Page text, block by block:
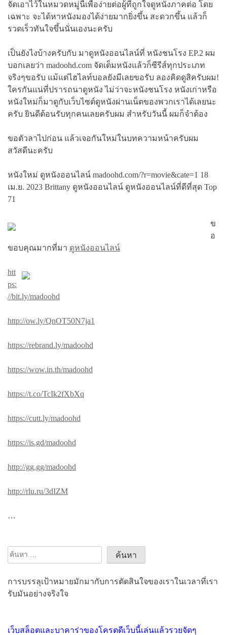
จัดเอาไว้ในหมวดหมู่นี้เพื่อง่ายต่อผู้ที่ถูกใจดูหนังภาคต่อ โดย
เฉพาะ จะได้หาหนังมองได้ง่ายมากยิ่งขึ้น สะดวกขึ้น แล้วก็
รวดเร็วทันใจขึ้นนั่นเองนะครับ
เป็นยังไงบ้างครับกับ มาดูหนังออนไลน์ที่ หนังชนโรง EP.2 ผม
บอกเลยว่า madoohd.com จัดเต็มหนังแล้วก็ซีรีส์ทุกประเภท
จริงๆขอรับ แม้แต่ไฮไลท์บอลยังมีเลยขอรับ ลองคิดดูสิครับผม!
ใครกันแน่ที่ปรารถนาดูหนัง ไม่ว่าจะหนังชนโรง หนังเก่าหรือ
หนังใหม่ก็มาดูกับเว็บไซต์ดูหนังผ่านเน็ตของพวกเราได้เลยนะ
ครับ ยินดีต้อนรับทุกคนเลยครับผม สำหรับวันนี้ ผมก็จำต้อง
ขอตัวลาไปก่อน แล้วเจอกันใหม่ในบทความหน้าครับผม
สวัสดีนะครับ
หนังใหม่ ดูหนังออนไลน์ madoohd.com/?r=movie&cate=1 18
เม.ย. 2023 Brittany ดูหนังออนไลน์ ดูหนังออนไลน์ที่ดีที่สุด Top
71
ข
อ
ขอบคุณมากที่มา ดูหนังออนไลน์
htt
ps:
//bit.ly/madoohd
http://ow.ly/QnOT50N7ja1
https://rebrand.ly/madoohd
https://wow.in.th/madoohd
https://t.co/TcIk2fXbXq
https://cutt.ly/madoohd
https://is.gd/madoohd
http://gg.gg/madoohd
http://rlu.ru/3dIZM
…
ค้นหา
การบรรลุเป้าหมายมักมากับการตัดสินใจของเราในเวลาที่เรา
รับมันอย่างจริงใจ
เว็บสล็อตและบาคาร่าของโครตดีเว็บนี้เล่นแล้วรวยจัดๆ